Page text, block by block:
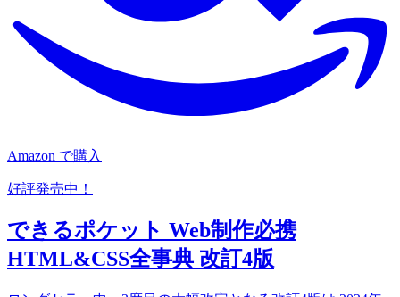
Amazon で購入
好評発売中！
できるポケット Web制作必携
HTML&CSS全事典 改訂4版